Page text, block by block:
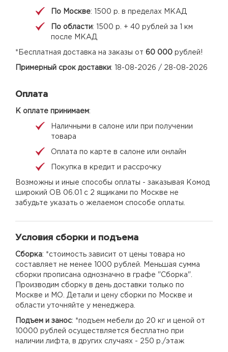
По Москве: 1500 р. в пределах МКАД
По области: 1500 р. + 40 рублей за 1 км
после МКАД
*Бесплатная доставка на заказы от 60 000 рублей!
Примерный срок доставки: 18-08-2026 / 28-08-2026
Оплата
К оплате принимаем:
Наличными в салоне или при получении
товара
Оплата по карте в салоне или онлайн
Покупка в кредит и рассрочку
Возможны и иные способы оплаты - заказывая Комод
широкий ОВ 06.01 с 2 ящиками по Москве не
забудьте указать о желаемом способе оплаты.
Условия сборки и подъема
Сборка: *стоимость зависит от цены товара но
составляет не менее 1000 рублей. Меньшая сумма
сборки прописана однозначно в графе "Сборка".
Производим сборку в день доставки только по
Москве и МО. Детали и цену сборки по Москве и
области уточняйте у менеджера.
Подъем и занос: *подъем мебели до 20 кг и ценой от
10000 рублей осуществляется бесплатно при
наличии лифта, в других случаях - 250 р./этаж